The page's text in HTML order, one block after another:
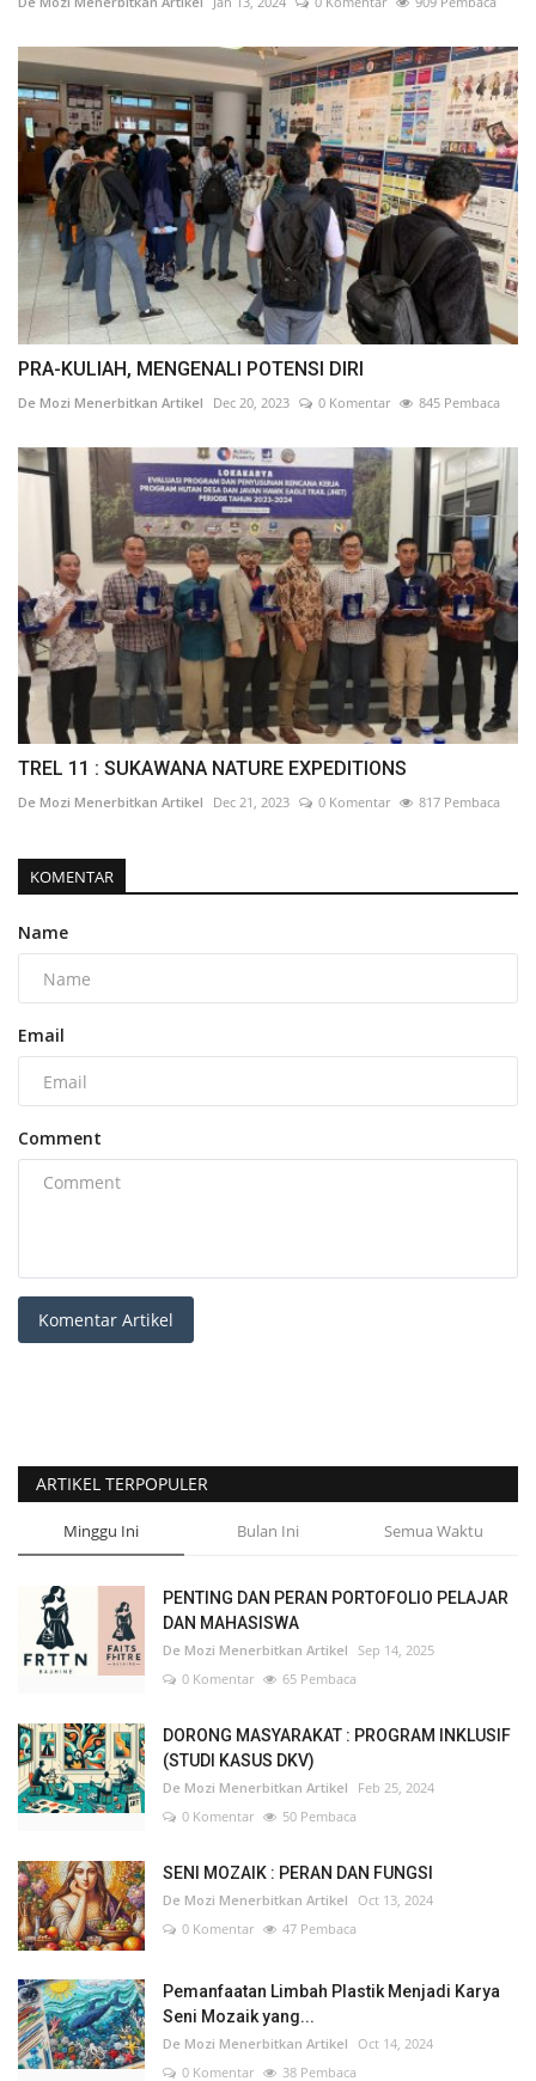
PRA-KULIAH, MENGENALI POTENSI DIRI
De Mozi Menerbitkan Artikel Dec 20, 2023 0 Komentar 845 Pembaca
TREL 11 : SUKAWANA NATURE EXPEDITIONS
De Mozi Menerbitkan Artikel Dec 21, 2023 0 Komentar 817 Pembaca
KOMENTAR
Name
Email
Comment
Komentar Artikel
ARTIKEL TERPOPULER
Minggu Ini Bulan Ini Semua Waktu
PENTING DAN PERAN PORTOFOLIO PELAJAR
DAN MAHASISWA
De Mozi Menerbitkan Artikel Sep 14, 2025
0 Komentar
65 Pembaca
DORONG MASYARAKAT : PROGRAM INKLUSIF
(STUDI KASUS DKV)
De Mozi Menerbitkan Artikel
Feb 25, 2024
0 Komentar
50 Pembaca
SENI MOZAIK : PERAN DAN FUNGSI
De Mozi Menerbitkan Artikel
Oct 13, 2024
0 Komentar
47 Pembaca
Pemanfaatan Limbah Plastik Menjadi Karya
Seni Mozaik yang...
De Mozi Menerbitkan Artikel
Oct 14, 2024
0 Komentar
38 Pembaca